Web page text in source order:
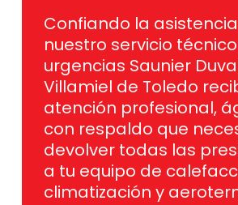
Confiando la
nuestro servicio
urgencias Saunier
Villamiel de Toledo
atención profesional,
con respaldo que
devolver todas las
a tu equipo de
climatización y